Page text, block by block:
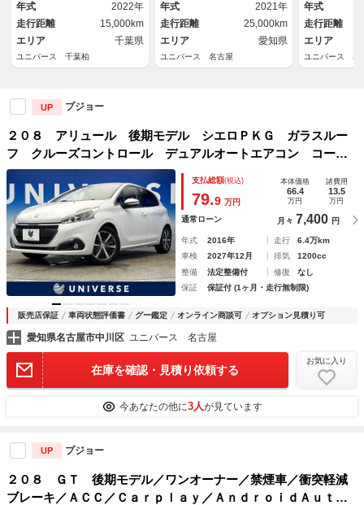
ンチＡＷ ＥＴＣ 禁煙車
年式
2022年
走行距離
15,000km
エリア
千葉県
ユニバース 千葉柏
ＴＣ 禁煙車
年式
2021年
走行距離
25,000km
エリア
愛知県
ユニバース 名古屋
オートエア
車
年式
走行距離
エリア
ユニバース 名
UP プジョー
２０８ アリュール 後期モデル シエロＰＫＧ ガラスルー
フ クルーズコントロール デュアルオートエアコン コーナ
ーセンサー レーンアシスト 純正１６インチＡＷ プライバ
シーガラス 禁煙車
支払総額(税込)
79.9 万円
本体価格
66.4
万円
諸費用
13.5
万円
通常ローン 月々 7,400 円
年式 2016年 走行
6.4万km
車検
2027年12月 排気
1200cc
整備
法定整備付 修復
なし
保証
保証付 (1ヶ月・走行無制限)
販売店保証 車両状態評価書 グー鑑定 オンライン商談可 オプション見積り可
愛知県名古屋市中川区 ユニバース 名古屋
在庫を確認・見積り依頼する
お気に入り
今あなたの他に3人が見ています
UP プジョー
２０８ ＧＴ 後期モデル／ワンオーナー／禁煙車／衝突軽減
ブレーキ／ＡＣＣ／Ｃａｒｐｌａｙ／ＡｎｄｒｏｉｄＡｕｔｏ